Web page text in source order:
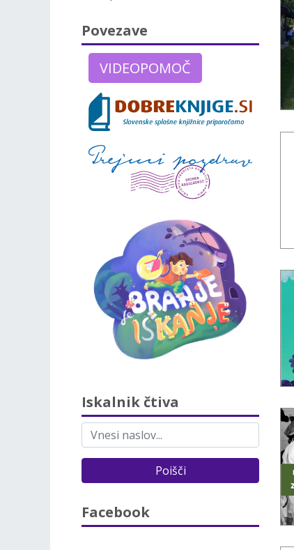
Povezave
VIDEOPOMOČ
Iskalnik čtiva
Poišči
Facebook